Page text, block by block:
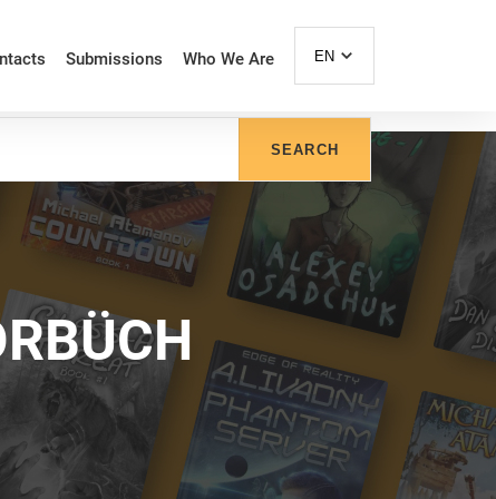
Submissions Who We Are EN
SEARCH